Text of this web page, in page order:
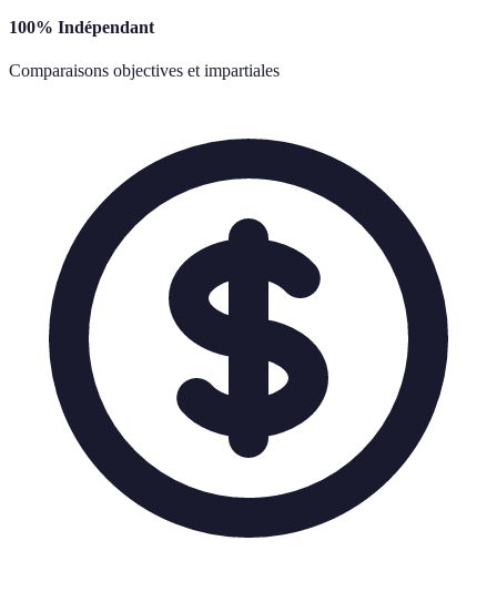
100% Indépendant
Comparaisons objectives et impartiales